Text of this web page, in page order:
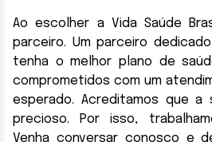
Ao escolher a Vida Saúde
parceiro. Um parceiro
tenha o melhor plano de
comprometidos com um
esperado. Acreditamos que a
precioso. Por isso,
Venha conversar conosco e